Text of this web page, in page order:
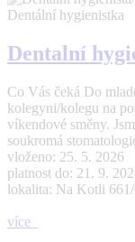
Dentální hygienistka
Dentalní
Co Vás čeká Do
kolegyni/kolegu na
víkendové směny.
soukromá
vloženo: 25. 5. 2026
platnost do: 21. 9.
lokalita: Na Kotli
více